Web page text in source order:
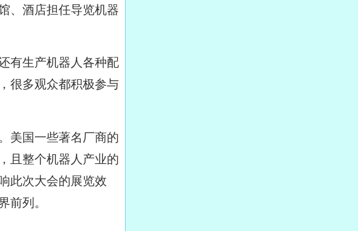
、酒店担任导览机器
有生产机器人各种配
很多观众都积极参与
美国一些著名厂商的
且整个机器人产业的
此次大会的展览效
前列。